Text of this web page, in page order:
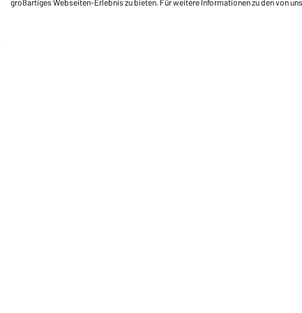
großartiges Webseiten-Erlebnis zu bieten. Für weitere Informationen zu den von